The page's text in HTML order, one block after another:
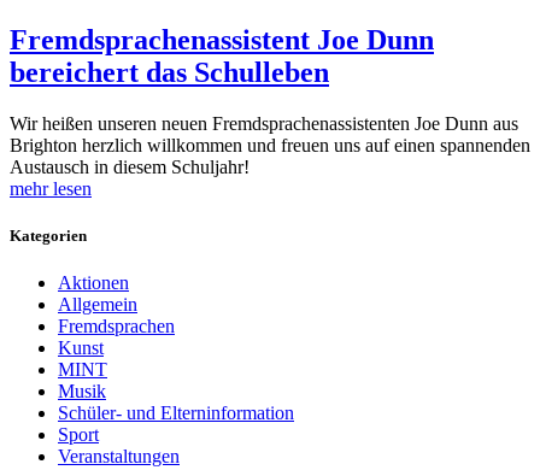
Fremdsprachenassistent Joe Dunn
bereichert das Schulleben
Wir heißen unseren neuen Fremdsprachenassistenten Joe Dunn aus
Brighton herzlich willkommen und freuen uns auf einen spannenden
Austausch in diesem Schuljahr!
mehr lesen
Kategorien
Aktionen
Allgemein
Fremdsprachen
Kunst
MINT
Musik
Schüler- und Elterninformation
Sport
Veranstaltungen